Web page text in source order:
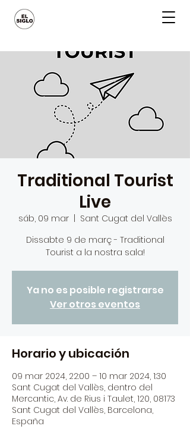
Traditional Tourist
Live
sáb, 09 mar
  |
Sant Cugat del Vallès
Dissabte 9 de març - Traditional
Tourist a la nostra sala!
Ya no es posible registrarse
Ver otros eventos
Horario y ubicación
09 mar 2024, 22:00 – 10 mar 2024, 1:30
Sant Cugat del Vallès, dentro del
Mercantic, Av. de Rius i Taulet, 120, 08173
Sant Cugat del Vallès, Barcelona,
España